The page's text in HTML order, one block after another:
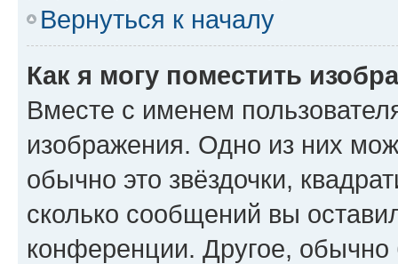
Вернуться к началу
Как я могу поместить
Вместе с именем
изображения. Одно из них
обычно это звёздочки,
сколько сообщений вы
конференции. Другое,